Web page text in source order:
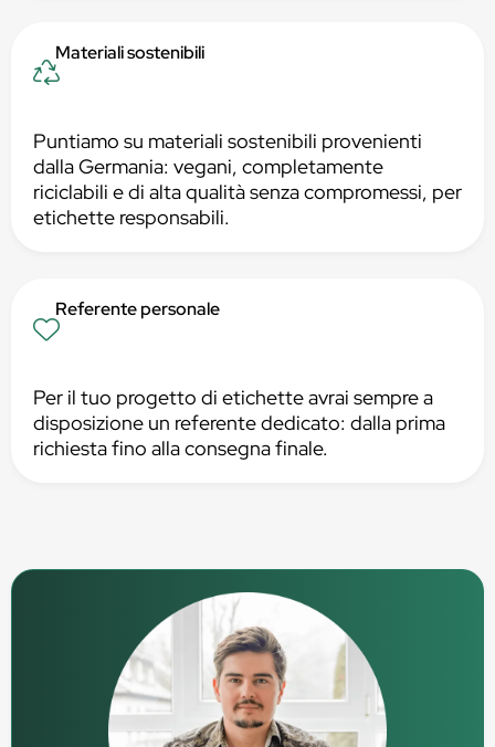
Materiali sostenibili
Puntiamo su materiali sostenibili provenienti
dalla Germania: vegani, completamente
riciclabili e di alta qualità senza compromessi, per
etichette responsabili.
Referente personale
Per il tuo progetto di etichette avrai sempre a
disposizione un referente dedicato: dalla prima
richiesta fino alla consegna finale.